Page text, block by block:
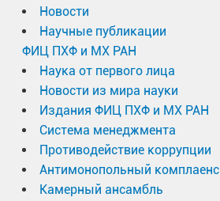
Новости
Научные публикации
ФИЦ ПХФ и МХ РАН
Наука от первого лица
Новости из мира науки
Издания ФИЦ ПХФ и МХ РАН
Система менеджмента
Противодействие коррупции
Антимонопольный комплаенс
Камерный ансамбль